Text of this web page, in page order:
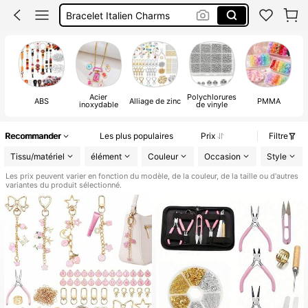
Perle
ABS Acier
inoxydable Alliage de zinc Polychlorures
de vinyle PMMA
Recommander Les plus populaires Prix
Filtre
Tissu/matériel
élément Couleur Occasion Style
Les prix peuvent varier en fonction du modèle, de la couleur, de la taille ou d'autres
variantes du produit sélectionné.